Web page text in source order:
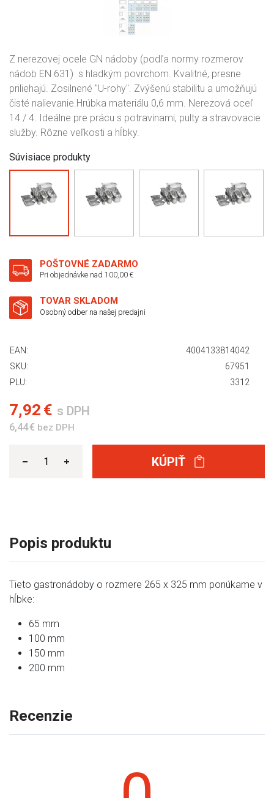
Z nerezovej ocele GN nádoby (podľa normy rozmerov
nádob EN 631) s hladkým povrchom. Kvalitné, presne
priliehajú. Zosilnené "U-rohy". Zvýšenú stabilitu a umožňujú
čisté nalievanie.Hrúbka materiálu 0,6 mm. Nerezová oceľ
14 / 4. Ideálne pre prácu s potravinami, pulty a stravovacie
služby. Rôzne veľkosti a hĺbky.
Súvisiace produkty
POŠTOVNÉ ZADARMO
Pri objednávke nad 100,00 €
TOVAR SKLADOM
Osobný odber na našej predajni
EAN:
4004133814042
SKU:
67951
PLU:
3312
7,92 € s DPH
6,44 € bez DPH
KÚPIŤ
Popis produktu
Tieto gastronádoby o rozmere 265 x 325 mm ponúkame v
hĺbke:
65 mm
100 mm
150 mm
200 mm
Recenzie